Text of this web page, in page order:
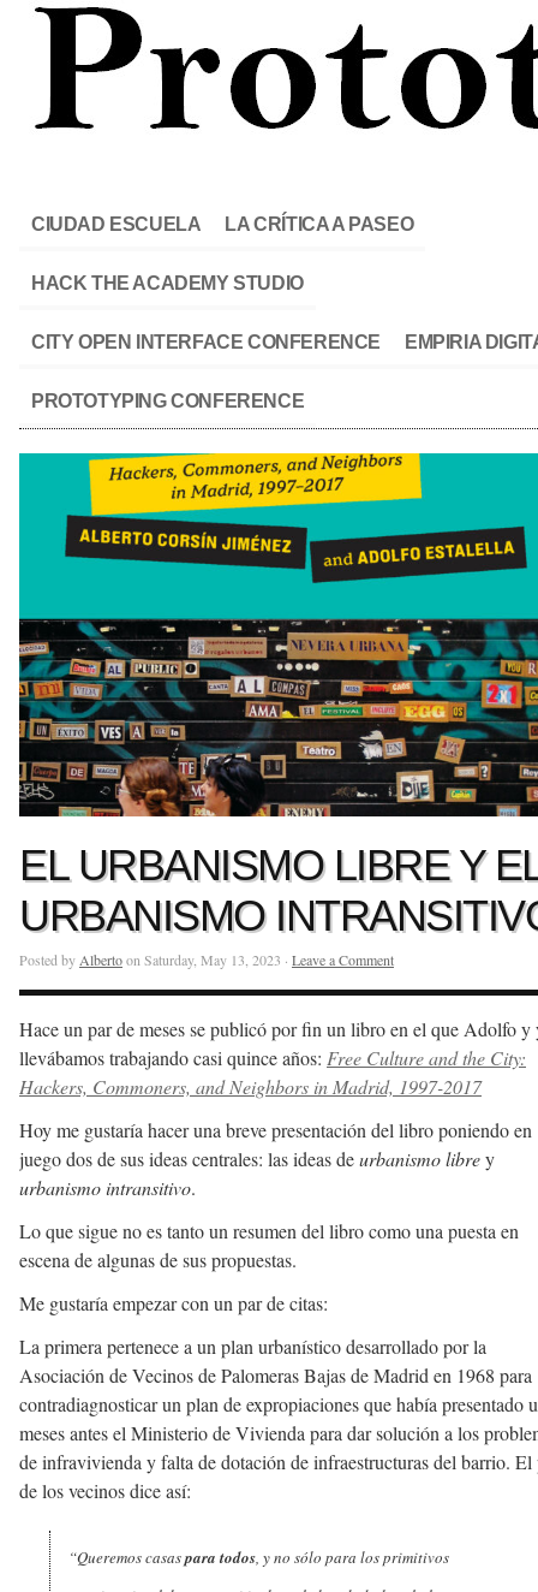
CIUDAD ESCUELA LA CRÍTICA A PASEO
HACK THE ACADEMY STUDIO
CITY OPEN INTERFACE CONFERENCE EMPIRIA
PROTOTYPING CONFERENCE
EL URBANISMO LIBRE Y
URBANISMO
Posted by Albertoon Saturday, May 13, 2023 · Leave a Comment
Hace un par de meses se publicó por fin un libro en el que Adolfo y
llevábamos trabajando casi quince años: Free Culture and the City:
Hackers, Commoners, and Neighbors in Madrid, 1997-2017
Hoy me gustaría hacer una breve presentación del libro poniendo en
juego dos de sus ideas centrales: las ideas deurbanismo librey
urbanismo intransitivo.
Lo que sigue no es tanto un resumen del libro como una puesta en
escena de algunas de sus propuestas.
Me gustaría empezar con un par de citas:
La primera pertenece a un plan urbanístico desarrollado por la
Asociación de Vecinos de Palomeras Bajas de Madrid en 1968 para
contradiagnosticar un plan de expropiaciones que había presentado
meses antes el Ministerio de Vivienda para dar solución a los
de infravivienda y falta de dotación de infraestructuras del barrio. El
de los vecinos dice así:
“Queremos casaspara todos, y no sólo para los primitivos